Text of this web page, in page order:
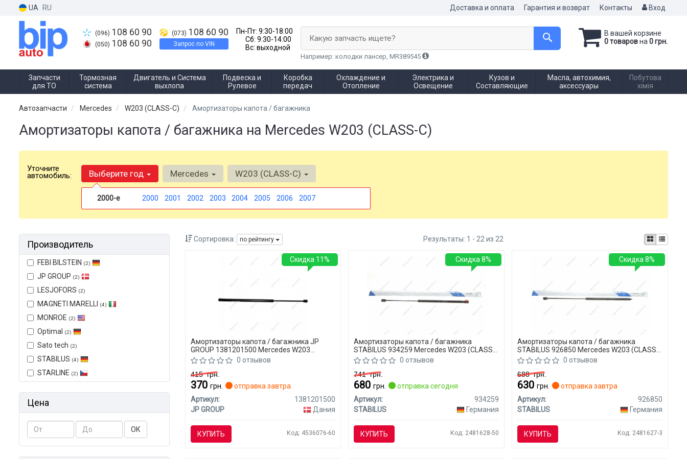
UA RU Доставка и оплата Гарантия и возврат Контакты Вход
(096) 108 60 90
(050) 108 60 90
(073) 108 60 90
Запрос по VIN
Пн-Пт: 9:30-18:00
Сб: 9:30-14:00
Вс: выходной
В вашей корзине
0 товаровна 0 грн.
Какую запчасть ищете?
Например: колодки лансер, MR389545
Запчасти
для ТО
Тормозная
система
Двигатель и Система
выхлопа
Подвеска и
Рулевое
Коробка
передач
Охлаждение и
Отопление
Электрика и
Освещение
Кузов и
Составляющие
Масла, автохимия,
аксессуары
Побутова
хімія
Автозапчасти Mercedes W203 (CLASS-C) Амортизаторы капота / багажника
Амортизаторы капота / багажника на Mercedes W203 (CLASS-C)
Уточните
автомобиль: Выберите год
2000-е 2000 2001 2002 2003 2004 2005 2006 2007
Mercedes W203 (CLASS-C)
Производитель
FEBI BILSTEIN (2)
JP GROUP (2)
LESJOFORS (2)
MAGNETI MARELLI (4)
MONROE (2)
Optimal (2)
Sato tech (2)
STABILUS (4)
STARLINE (2)
Цена
ОК
Сортировка: по рейтингу Результаты: 1 - 22 из 22
Амортизаторы капота / багажника JP
GROUP 1381201500 Mercedes W203
(CLASS-C)
0 отзывов
415грн.
370 грн.
отправка завтра
Артикул:
1381201500
JP GROUP
Дания
КУПИТЬ Код: 4536076-60
Скидка 11%
Амортизаторы капота / багажника
STABILUS 934259 Mercedes W203 (CLASS-
C)
0 отзывов
741грн.
680грн.
отправка сегодня
Артикул:
934259
STABILUS
Германия
КУПИТЬ Код: 2481628-50
Скидка 8%
Амортизаторы капота / багажника
STABILUS 926850 Mercedes W203 (CLASS-
C)
0 отзывов
688грн.
630грн.
отправка завтра
Артикул:
926850
STABILUS
Германия
КУПИТЬ Код: 2481627-3
Скидка 8%